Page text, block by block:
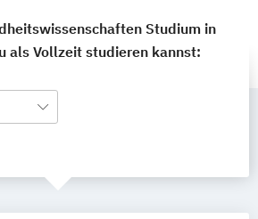
Studium in
als Vollzeit studieren kannst: